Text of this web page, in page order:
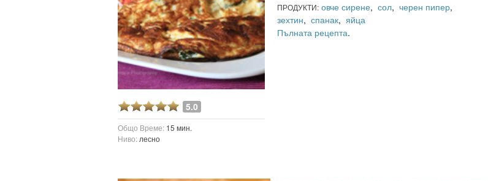
5.0
Общо Време: 15 мин.
Ниво: лесно
ПРОДУКТИ: овче сирене, сол, черен пипер,
зехтин, спанак, яйца
Пълната рецепта.